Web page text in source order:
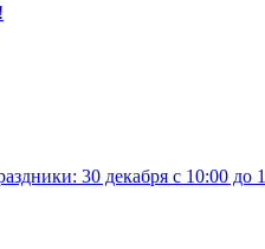
30 декабря с 10:00 до